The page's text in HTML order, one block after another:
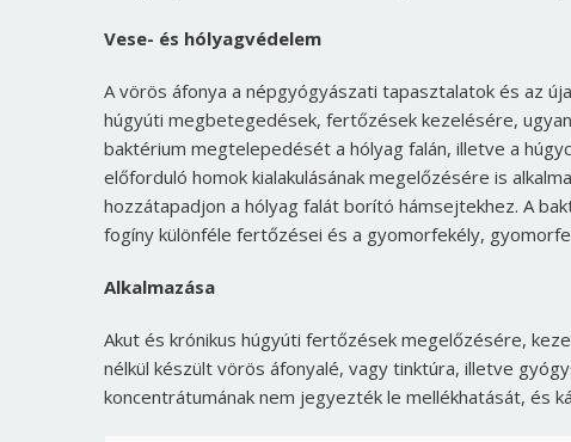
Vese- és hólyagvédelem
A vörös áfonya a népgyógyászati tapasztalatok és az
húgyúti megbetegedések, fertőzések kezelésére,
baktérium megtelepedését a hólyag falán, illetve a
előforduló homok kialakulásának megelőzésére is
hozzátapadjon a hólyag falát borító hámsejtekhez. A
fogíny különféle fertőzései és a gyomorfekély,
Alkalmazása
Akut és krónikus húgyúti fertőzések megelőzésére,
nélkül készült vörös áfonyalé, vagy tinktúra, illetve
koncentrátumának nem jegyezték le mellékhatását, és